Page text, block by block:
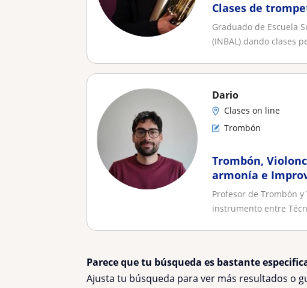
Clases de
Graduado de Escuela
(INBAL) dando clases
Dario
Clases on line
Trombón
Trombón,
armonía e
Profesor de Trombón
instrumento entre
Parece que tu búsqueda es bastante
Ajusta tu búsqueda para ver más resultados o